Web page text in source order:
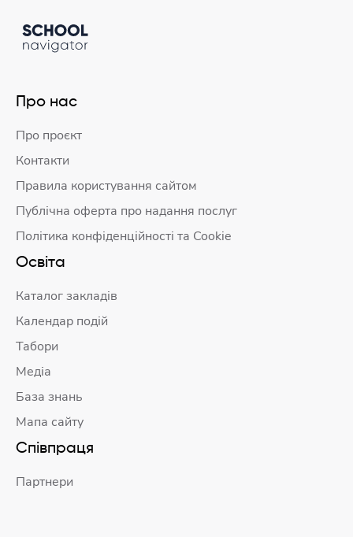
Про нас
Про проєкт
Контакти
Правила користування сайтом
Публічна оферта про надання послуг
Політика конфіденційності та Cookie
Освіта
Каталог закладів
Календар подій
Табори
Медіа
База знань
Мапа сайту
Співпраця
Партнери